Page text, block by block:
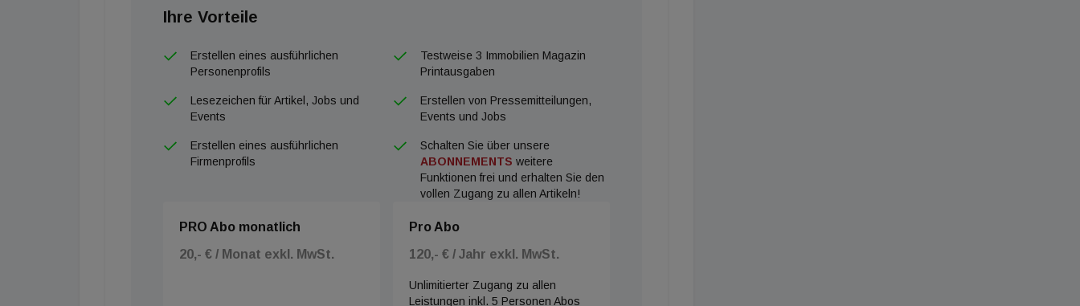
Ihre Vorteile
Erstellen eines ausführlichen
Personenprofils
Testweise 3 Immobilien Magazin
Printausgaben
Lesezeichen für Artikel, Jobs und
Events
Erstellen von Pressemitteilungen,
Events und Jobs
Erstellen eines ausführlichen
Firmenprofils
Schalten Sie über unsere
ABONNEMENTS weitere
Funktionen frei und erhalten Sie den
vollen Zugang zu allen Artikeln!
PRO Abo monatlich
20,- € / Monat exkl. MwSt.
Pro Abo
120,- € / Jahr exkl. MwSt.
Unlimitierter Zugang zu allen
Leistungen inkl. 5 Personen Abos